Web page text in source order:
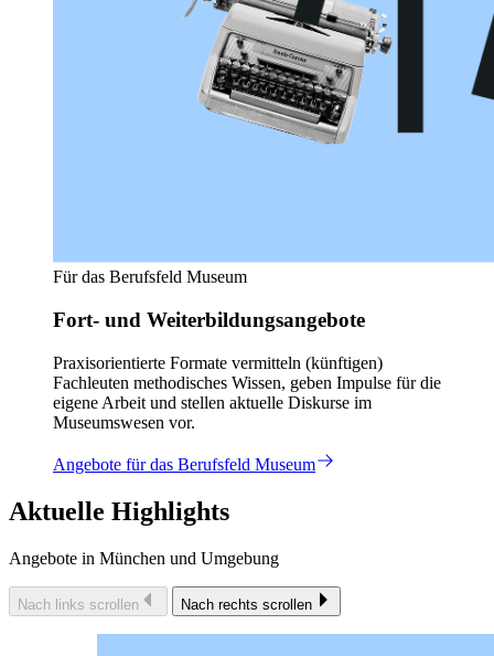
Für das Berufsfeld Museum
Fort- und Weiterbildungsangebote
Praxisorientierte Formate vermitteln (künftigen)
Fachleuten methodisches Wissen, geben Impulse für die
eigene Arbeit und stellen aktuelle Diskurse im
Museumswesen vor.
Angebote für das Berufsfeld Museum
Aktuelle Highlights
Angebote in München und Umgebung
Nach links scrollen Nach rechts scrollen